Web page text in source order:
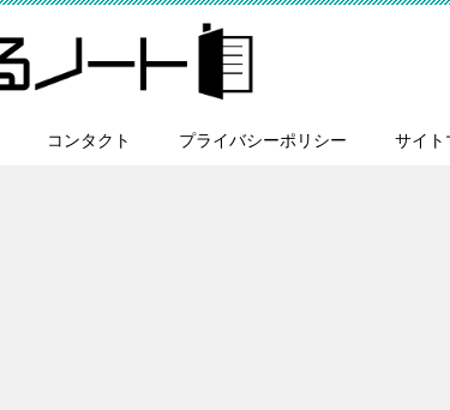
コンタクト プライバシーポリシー サイト